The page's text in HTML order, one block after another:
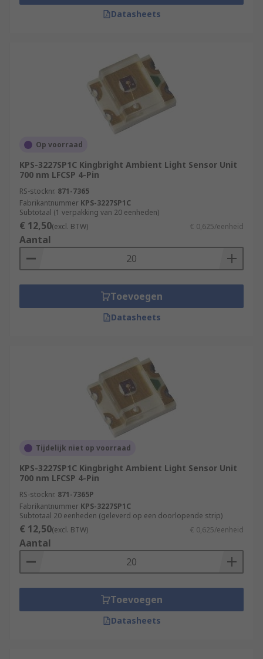
Datasheets
Op voorraad
KPS-3227SP1C Kingbright Ambient Light Sensor Unit
700 nm LFCSP 4-Pin
RS-stocknr. 871-7365
Fabrikantnummer KPS-3227SP1C
Subtotaal (1 verpakking van 20 eenheden)
€ 12,50(excl. BTW) € 0,625/eenheid
Aantal
Toevoegen
Datasheets
Tijdelijk niet op voorraad
KPS-3227SP1C Kingbright Ambient Light Sensor Unit
700 nm LFCSP 4-Pin
RS-stocknr. 871-7365P
Fabrikantnummer KPS-3227SP1C
Subtotaal 20 eenheden (geleverd op een doorlopende strip)
€ 12,50(excl. BTW) € 0,625/eenheid
Aantal
Toevoegen
Datasheets